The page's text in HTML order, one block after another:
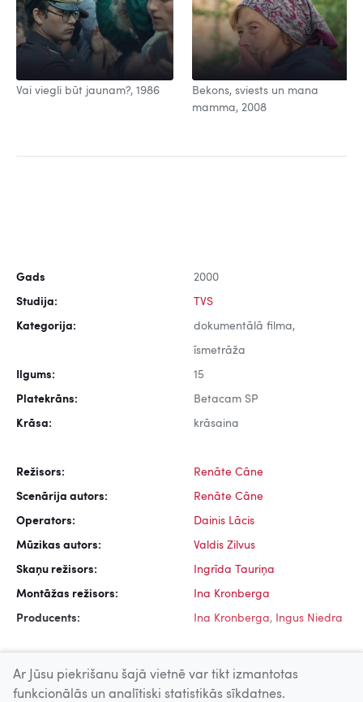
Vai viegli būt jaunam?, 1986
Bekons, sviests un mana
mamma, 2008
Gads 2000
Studija: TVS
Kategorija: dokumentālā filma,
īsmetrāža
Ilgums: 15
Platekrāns: Betacam SP
Krāsa: krāsaina
Režisors: Renāte Cāne
Scenārija autors: Renāte Cāne
Operators: Dainis Lācis
Mūzikas autors: Valdis Zilvus
Skaņu režisors: Ingrīda Tauriņa
Montāžas režisors: Ina Kronberga
Producents: Ina Kronberga, Ingus Niedra
Ar Jūsu piekrišanu šajā vietnē var tikt izmantotas
funkcionālās un analītiski statistikās sīkdatnes.